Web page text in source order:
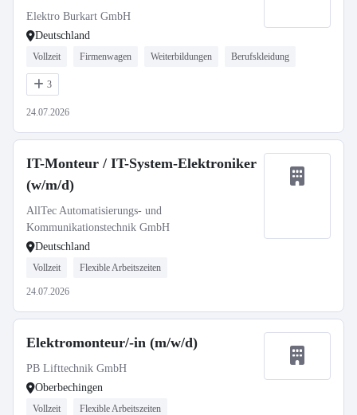
Elektro Burkart GmbH
Deutschland
Vollzeit Firmenwagen Weiterbildungen Berufskleidung
3
24.07.2026
IT-Monteur / IT-System-Elektroniker
(w/m/d)
AllTec Automatisierungs- und
Kommunikationstechnik GmbH
Deutschland
Vollzeit Flexible Arbeitszeiten
24.07.2026
Elektromonteur/-in (m/w/d)
PB Lifttechnik GmbH
Oberbechingen
Vollzeit Flexible Arbeitszeiten